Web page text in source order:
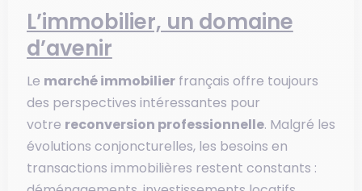
L’immobilier, un domaine
d’avenir
Le marché immobilierfrançais offre toujours
des perspectives intéressantes pour
votre reconversion professionnelle. Malgré les
évolutions conjoncturelles, les besoins en
transactions immobilières restent constants :